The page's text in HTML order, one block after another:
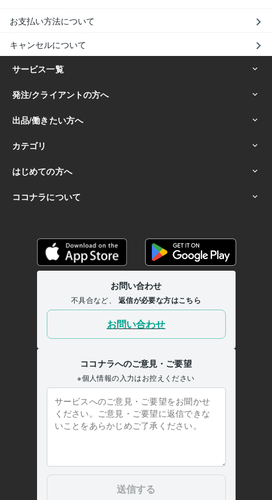
お支払い方法について
キャンセルについて